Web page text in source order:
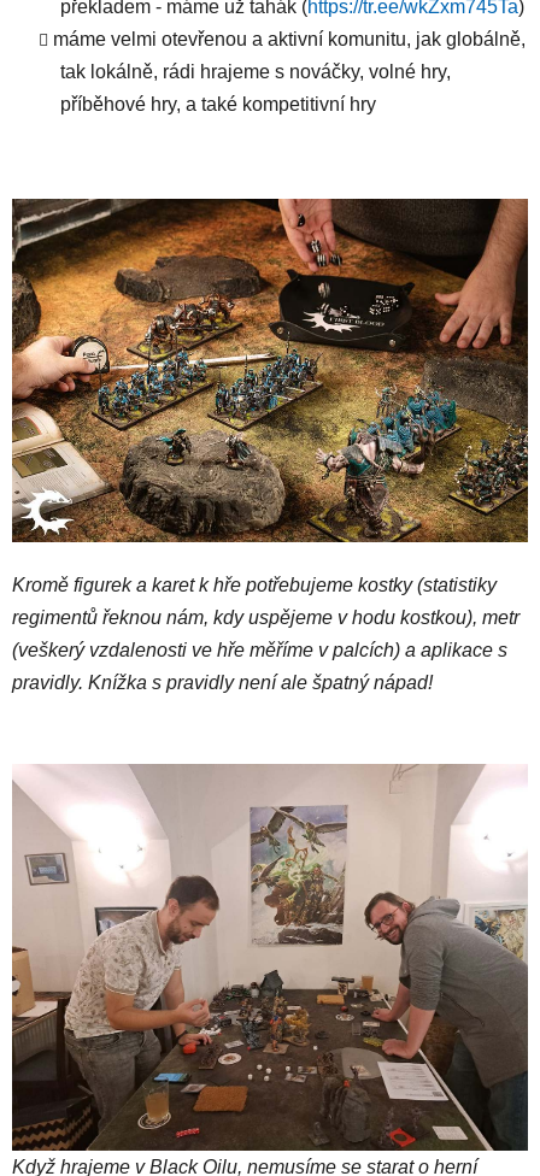
překladem - máme už tahák (https://tr.ee/wkZxm745Ta)
máme velmi otevřenou a aktivní komunitu, jak globálně,
tak lokálně, rádi hrajeme s nováčky, volné hry,
příběhové hry, a také kompetitivní hry
Kromě figurek a karet k hře potřebujeme kostky (statistiky
regimentů řeknou nám, kdy uspějeme v hodu kostkou), metr
(veškerý vzdalenosti ve hře měříme v palcích) a aplikace s
pravidly. Knížka s pravidly není ale špatný nápad!
Když hrajeme v Black Oilu, nemusíme se starat o herní